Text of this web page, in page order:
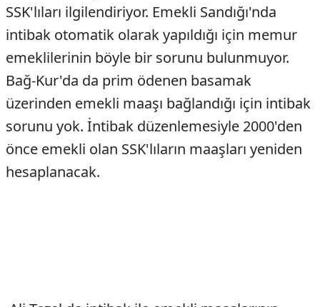
SSK'lıları ilgilendiriyor. Emekli Sandığı'nda
intibak otomatik olarak yapıldığı için memur
emeklilerinin böyle bir sorunu bulunmuyor.
Bağ-Kur'da da prim ödenen basamak
üzerinden emekli maaşı bağlandığı için intibak
sorunu yok. İntibak düzenlemesiyle 2000'den
önce emekli olan SSK'lıların maaşları yeniden
hesaplanacak.